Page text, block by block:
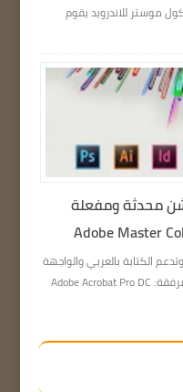
موستر للاندرويد يقوم
محدثة ومفعلة
الكتابة بالعربي والواجهة
في لغتين الانجليزية والروسية… البرامج المرفقة: Adobe Acrobat Pro DC